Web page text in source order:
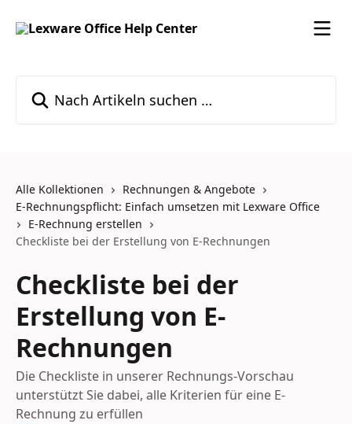
Alle Kollektionen
Rechnungen & Angebote
E-Rechnungspflicht: Einfach umsetzen mit Lexware Office
E-Rechnung erstellen
Checkliste bei der Erstellung von E-Rechnungen
Checkliste bei der
Erstellung von E-
Rechnungen
Die Checkliste in unserer Rechnungs-Vorschau
unterstützt Sie dabei, alle Kriterien für eine E-
Rechnung zu erfüllen